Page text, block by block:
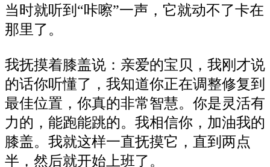
当时就听到“咔嚓”一声，它就动不了卡在
那里了。
我抚摸着膝盖说：亲爱的宝贝，我刚才说
的话你听懂了，我知道你正在调整修复到
最佳位置，你真的非常智慧。你是灵活有
力的，能跑能跳的。我相信你，加油我的
膝盖。我就这样一直抚摸它，直到两点
半，然后就开始上班了。